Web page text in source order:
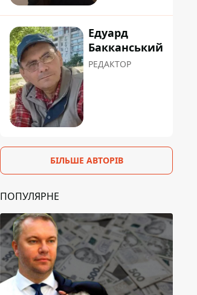
Едуард
Бакканський
РЕДАКТОР
БІЛЬШЕ АВТОРІВ
ПОПУЛЯРНЕ